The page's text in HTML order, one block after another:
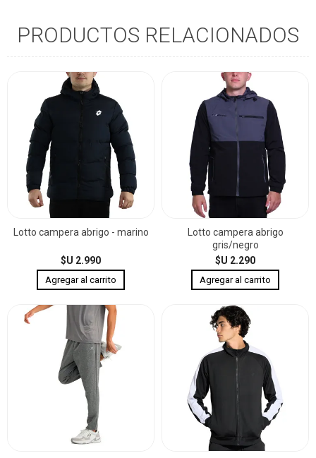
PRODUCTOS RELACIONADOS
Lotto campera abrigo - marino
$U 2.990
Lotto campera abrigo
gris/negro
$U 2.290